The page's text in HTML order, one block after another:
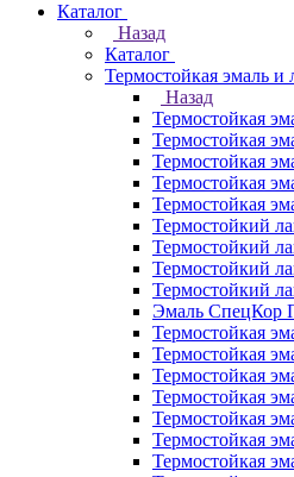
Каталог
Назад
Каталог
Термостойкая эмаль и
Назад
Термостойкая
Термостойкая
Термостойкая
Термостойкая
Термостойкая
Термостойкий
Термостойкий
Термостойкий
Термостойкий
Эмаль СпецКор
Термостойкая
Термостойкая
Термостойкая
Термостойкая
Термостойкая
Термостойкая
Термостойкая